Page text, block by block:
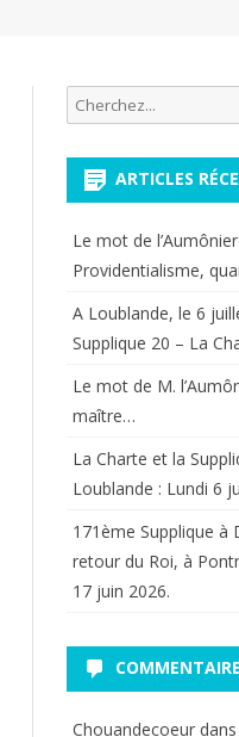
Recherche
pour:
ARTICLES
Le mot de
Providentialisme,
A Loublande, le 6
Supplique 20 – La
Le mot de M.
maître…
La Charte et la
Loublande : Lundi 6
171ème Supplique à
retour du Roi, à
17 juin 2026.
Chouandecoeurdans